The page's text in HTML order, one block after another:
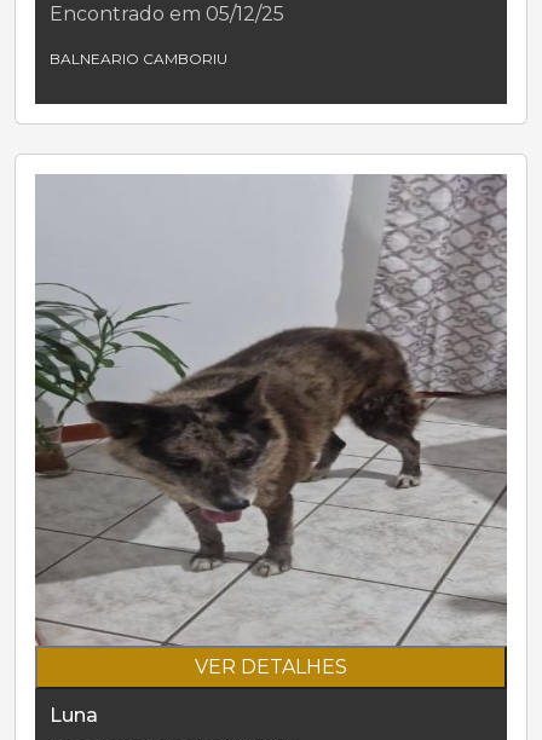
Encontrado em 05/12/25
BALNEARIO CAMBORIU
VER DETALHES
Luna